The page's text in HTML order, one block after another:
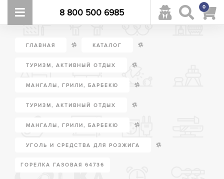
8 800 500 6985
0
ГЛАВНАЯ / КАТАЛОГ /
ТУРИЗМ, АКТИВНЫЙ ОТДЫХ /
МАНГАЛЫ, ГРИЛИ, БАРБЕКЮ /
ТУРИЗМ, АКТИВНЫЙ ОТДЫХ /
МАНГАЛЫ, ГРИЛИ, БАРБЕКЮ /
УГОЛЬ И СРЕДСТВА ДЛЯ РОЗЖИГА /
ГОРЕЛКА ГАЗОВАЯ 64736